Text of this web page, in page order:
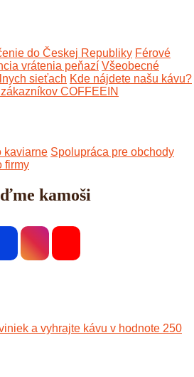
do Českej Republiky Férové
vrátenia peňazí Všeobecné
sieťach Kde nájdete našu kávu?
COFFEEIN
kaviarne Spolupráca pre obchody
firmy
kamoši
a vyhrajte kávu v hodnote 250